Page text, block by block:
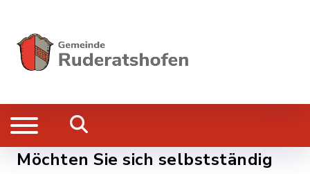
Möchten Sie sich selbstständig